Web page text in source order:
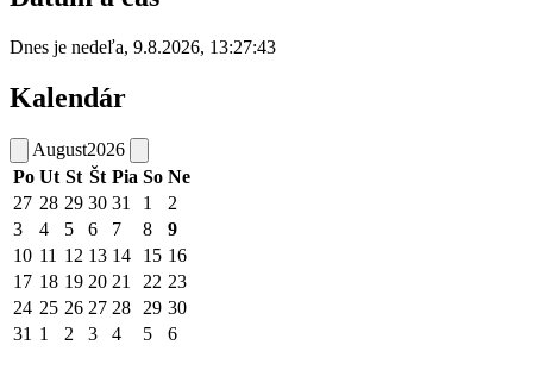
Dnes je nedeľa, 9.8.2026, 13:27:43
Kalendár
August2026
Po Ut St Št Pia So Ne
27 28 29 30 31 1
2
3
4 5 6 7 8
9
10 11 12 13 14 15 16
17 18 19 20 21 22 23
24 25 26 27 28 29 30
31 1 2 3 4 5 6